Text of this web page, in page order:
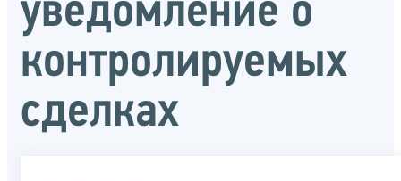
уведомление о
контролируемых
сделках